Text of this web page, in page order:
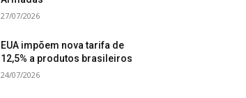
27/07/2026
EUA impõem nova tarifa de
12,5% a produtos brasileiros
24/07/2026